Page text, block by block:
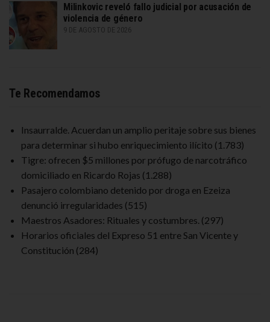
Milinkovic reveló fallo judicial por acusación de
violencia de género
9 DE AGOSTO DE 2026
Te Recomendamos
Insaurralde. Acuerdan un amplio peritaje sobre sus bienes
para determinar si hubo enriquecimiento ilícito (1.783)
Tigre: ofrecen $5 millones por prófugo de narcotráfico
domiciliado en Ricardo Rojas (1.288)
Pasajero colombiano detenido por droga en Ezeiza
denunció irregularidades (515)
Maestros Asadores: Rituales y costumbres. (297)
Horarios oficiales del Expreso 51 entre San Vicente y
Constitución (284)